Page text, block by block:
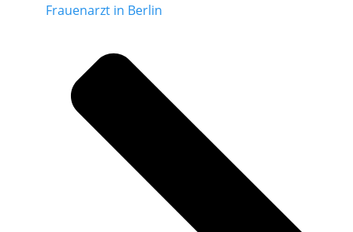
Frauenarzt in Berlin